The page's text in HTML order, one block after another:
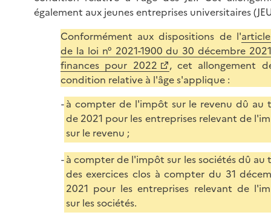
également aux jeunes entreprises universitaires
Conformément aux dispositions de l'
de la loi n° 2021-1900 du 30 décembre
finances pour 2022
, cet allongement
condition relative à l'âge s'applique :
à compter de l'impôt sur le revenu dû au
de 2021 pour les entreprises relevant de
sur le revenu ;
à compter de l'impôt sur les sociétés dû au
des exercices clos à compter du 31
2021 pour les entreprises relevant de
sur les sociétés.